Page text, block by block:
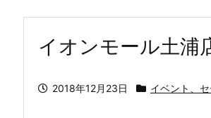
イオンモール土
2018年12月23日 イベント、